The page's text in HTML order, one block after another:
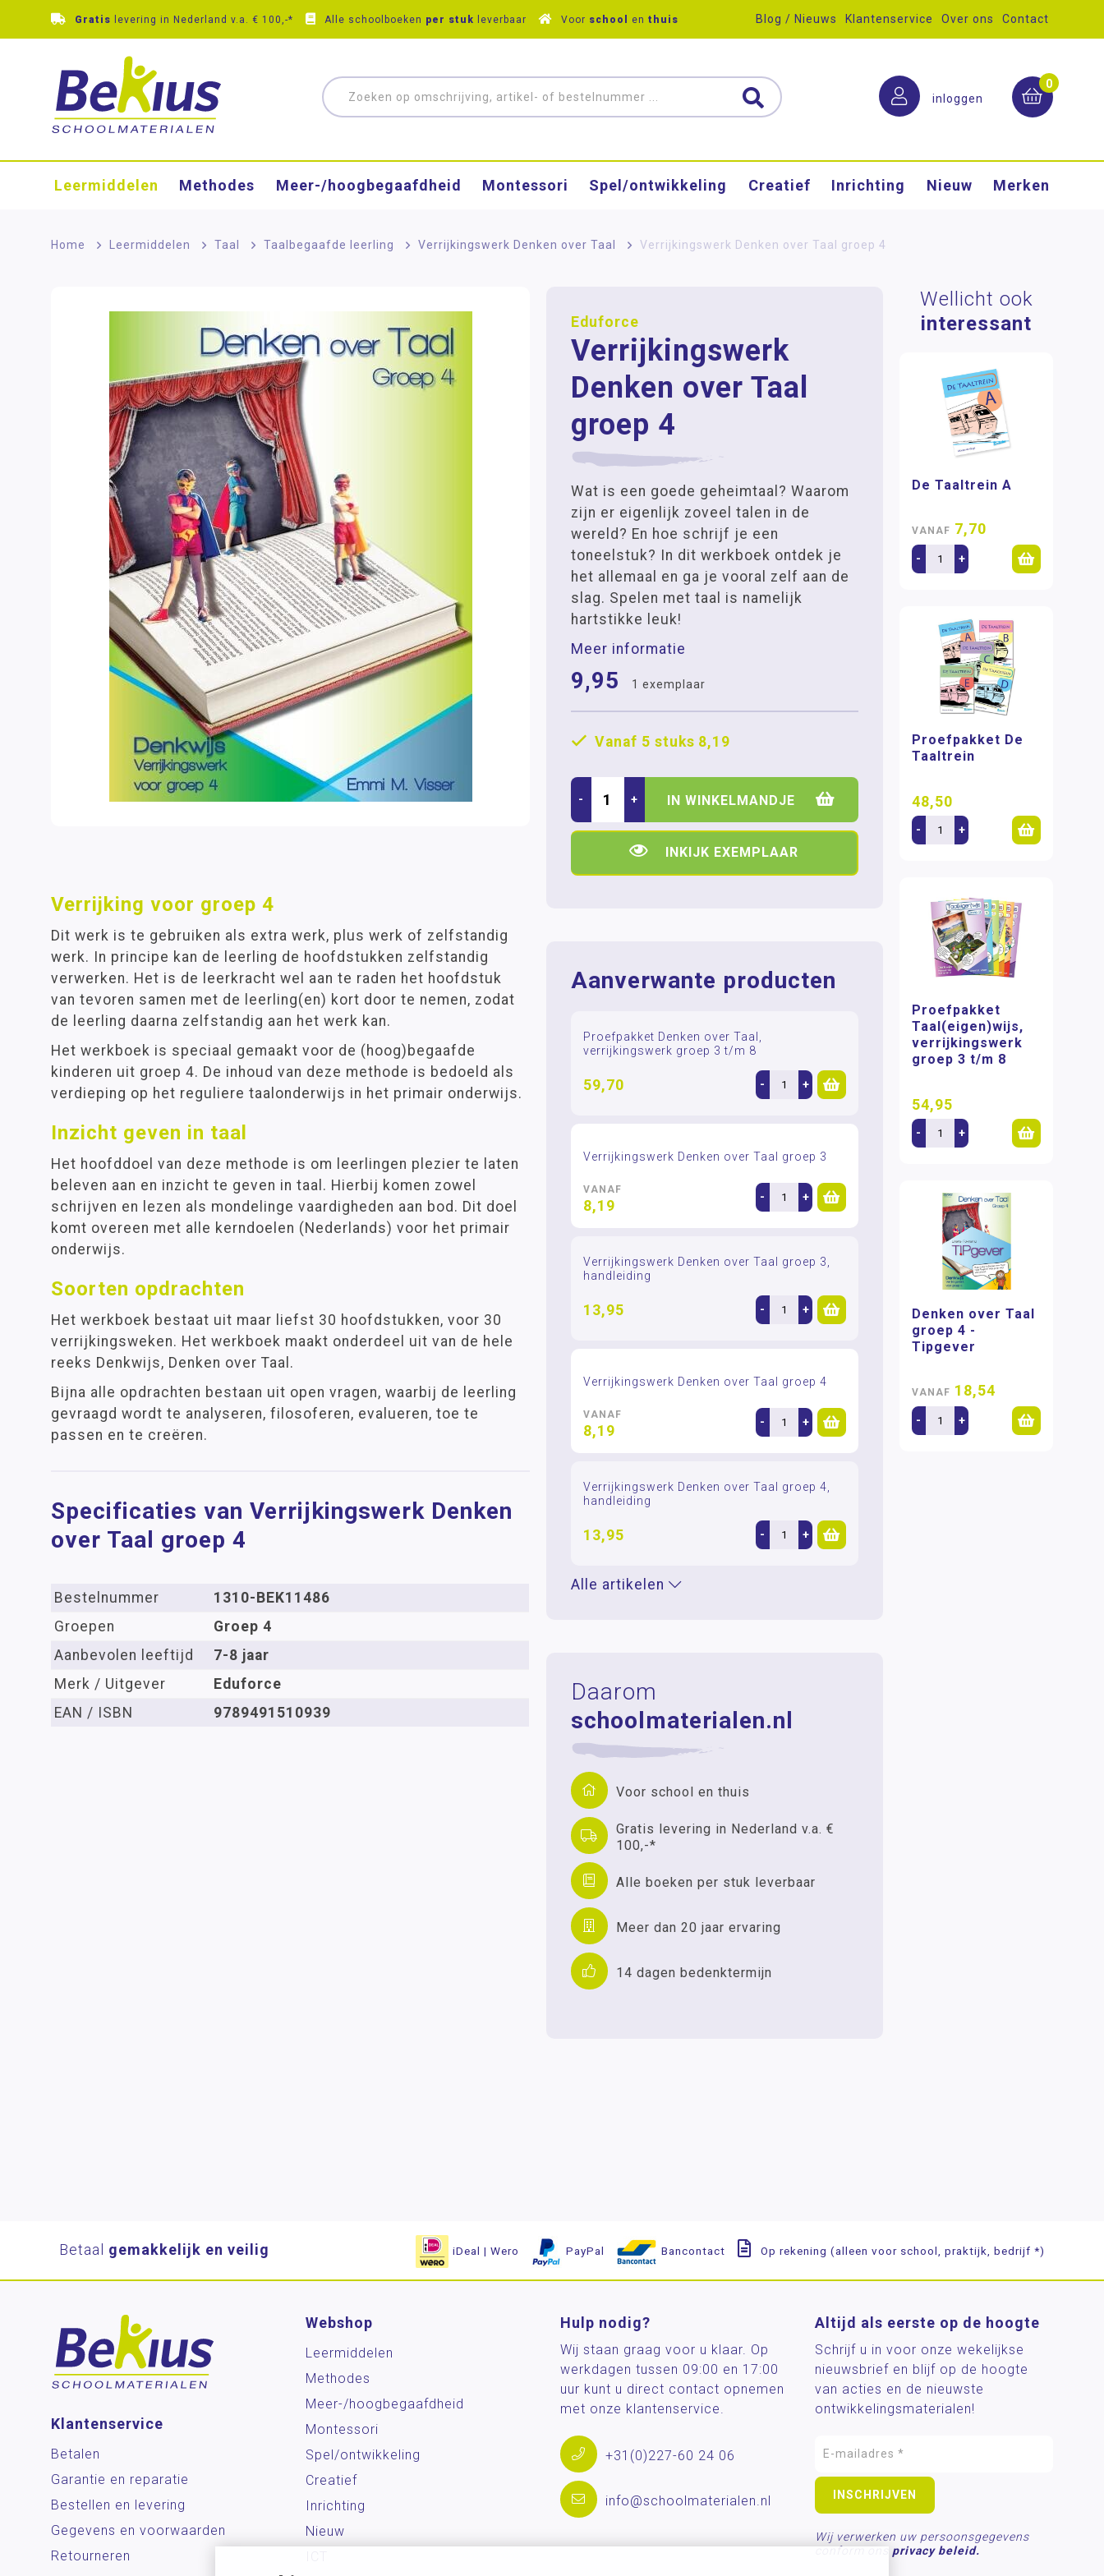
Gratis levering in Nederland v.a. € 100,-* Alle schoolboeken per stuk leverbaar Voor school en thuis Blog / Nieuws Klantenservice Over ons Contact
inloggen
0
Leermiddelen Methodes Meer-/hoog­begaafdheid Montessori Spel/ontwikkeling Creatief Inrichting Nieuw Merken
Home > Leermiddelen > Taal > Taalbegaafde leerling > Verrijkingswerk Denken over Taal > Verrijkingswerk Denken over Taal groep 4
Eduforce
Verrijkingswerk
Denken over Taal
groep 4
Wat is een goede geheimtaal? Waarom
zijn er eigenlijk zoveel talen in de
wereld? En hoe schrijf je een
toneelstuk? In dit werkboek ontdek je
het allemaal en ga je vooral zelf aan de
slag. Spelen met taal is namelijk
hartstikke leuk!
Meer informatie
9,95 1 exemplaar
Vanaf 5 stuks 8,19
- + IN WINKELMANDJE
INKIJK EXEMPLAAR
Aanverwante producten
Proefpakket Denken over Taal,
verrijkingswerk groep 3 t/m 8
59,70 - +
Verrijkingswerk Denken over Taal groep 3
VANAF
8,19 - +
Verrijkingswerk Denken over Taal groep 3,
handleiding
13,95 - +
Verrijkingswerk Denken over Taal groep 4
VANAF
8,19 - +
Verrijkingswerk Denken over Taal groep 4,
handleiding
13,95 - +
Alle artikelen
Daarom
schoolmaterialen.nl
Voor school en thuis
Gratis levering in Nederland v.a. €
100,-*
Alle boeken per stuk leverbaar
Meer dan 20 jaar ervaring
14 dagen bedenktermijn
Verrijking voor groep 4
Dit werk is te gebruiken als extra werk, plus werk of zelfstandig
werk. In principe kan de leerling de hoofdstukken zelfstandig
verwerken. Het is de leerkracht wel aan te raden het hoofdstuk
van tevoren samen met de leerling(en) kort door te nemen, zodat
de leerling daarna zelfstandig aan het werk kan.
Het werkboek is speciaal gemaakt voor de (hoog)begaafde
kinderen uit groep 4. De inhoud van deze methode is bedoeld als
verdieping op het reguliere taalonderwijs in het primair onderwijs.
Inzicht geven in taal
Het hoofddoel van deze methode is om leerlingen plezier te laten
beleven aan en inzicht te geven in taal. Hierbij komen zowel
schrijven en lezen als mondelinge vaardigheden aan bod. Dit doel
komt overeen met alle kerndoelen (Nederlands) voor het primair
onderwijs.
Soorten opdrachten
Het werkboek bestaat uit maar liefst 30 hoofdstukken, voor 30
verrijkingsweken. Het werkboek maakt onderdeel uit van de hele
reeks Denkwijs, Denken over Taal.
Bijna alle opdrachten bestaan uit open vragen, waarbij de leerling
gevraagd wordt te analyseren, filosoferen, evalueren, toe te
passen en te creëren.
Specificaties van Verrijkingswerk Denken
over Taal groep 4
Bestelnummer
1310-BEK11486
Groepen
Groep 4
Aanbevolen leeftijd
7-8 jaar
Merk / Uitgever
Eduforce
EAN / ISBN
9789491510939
Wellicht ook
interessant
De Taaltrein A
VANAF 7,70
- +
Proefpakket De
Taaltrein
48,50
- +
Proefpakket
Taal(eigen)wijs,
verrijkingswerk
groep 3 t/m 8
54,95
- +
Denken over Taal
groep 4 -
Tipgever
VANAF 18,54
- +
Betaal gemakkelijk en veilig iDeal | Wero PayPal Bancontact Op rekening (alleen voor school, praktijk, bedrijf *)
Klantenservice
Betalen
Garantie en reparatie
Bestellen en levering
Gegevens en voorwaarden
Retourneren
Webshop
Leermiddelen
Methodes
Meer-/hoog­begaafdheid
Montessori
Spel/ontwikkeling
Creatief
Inrichting
Nieuw
Hulp nodig?
Wij staan graag voor u klaar. Op
werkdagen tussen 09:00 en 17:00
uur kunt u direct contact opnemen
met onze klantenservice.
+31(0)227-60 24 06
info@schoolmaterialen.nl
Altijd als eerste op de hoogte
Schrijf u in voor onze wekelijkse
nieuwsbrief en blijf op de hoogte
van acties en de nieuwste
ontwikkelingsmaterialen!
Wij verwerken uw persoonsgegevens
conform ons privacy beleid.